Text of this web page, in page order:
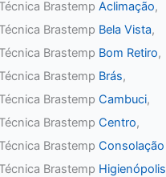
BrastempAclimação,
Brastemp Bela Vista,
Brastemp Bom Retiro,
Brastemp Brás,
BrastempCambuci,
BrastempCentro,
BrastempConsolação
Brastemp Higienópolis